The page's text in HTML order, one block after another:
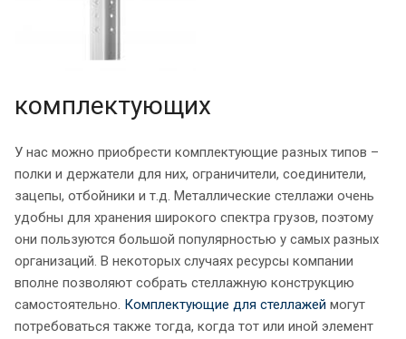
комплектующих
У нас можно приобрести комплектующие разных типов –
полки и держатели для них, ограничители, соединители,
зацепы, отбойники и т.д. Металлические стеллажи очень
удобны для хранения широкого спектра грузов, поэтому
они пользуются большой популярностью у самых разных
организаций. В некоторых случаях ресурсы компании
вполне позволяют собрать стеллажную конструкцию
самостоятельно. Комплектующие для стеллажей могут
потребоваться также тогда, когда тот или иной элемент